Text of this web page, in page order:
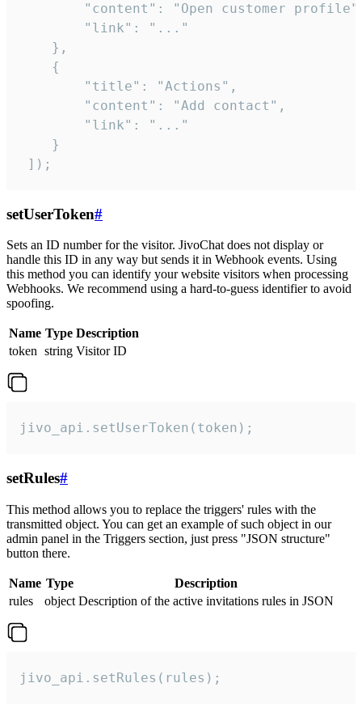
"content": "Open customer
        "link": "..."
    },
    {
        "title": "Actions",
        "content": "Add contact",
        "link": "..."
    }
]);
setUserToken#
Sets an ID number for the visitor. JivoChat does not display or
handle this ID in any way but sends it in Webhook events. Using
this method you can identify your website visitors when processing
Webhooks. We recommend using a hard-to-guess identifier to avoid
spoofing.
Name Type Description
token string Visitor ID
jivo_api.setUserToken(token);
setRules#
This method allows you to replace the triggers' rules with the
transmitted object. You can get an example of such object in our
admin panel in the Triggers section, just press "JSON structure"
button there.
Name Type
Description
rules
object Description of the active invitations rules in JSON
jivo_api.setRules(rules);